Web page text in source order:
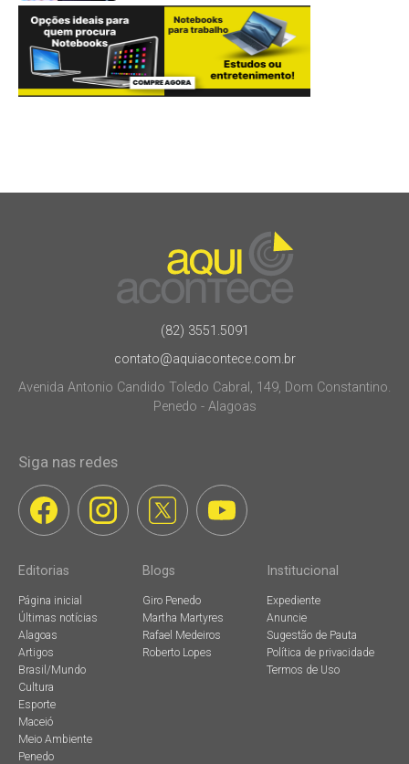
(82) 3551.5091
contato@aquiacontece.com.br
Avenida Antonio Candido Toledo Cabral, 149, Dom Constantino.
Penedo - Alagoas
Siga nas redes
Editorias
Página inicial
Últimas notícias
Alagoas
Artigos
Brasil/Mundo
Cultura
Esporte
Maceió
Meio Ambiente
Penedo
Blogs
Giro Penedo
Martha Martyres
Rafael Medeiros
Roberto Lopes
Institucional
Expediente
Anuncie
Sugestão de Pauta
Política de privacidade
Termos de Uso